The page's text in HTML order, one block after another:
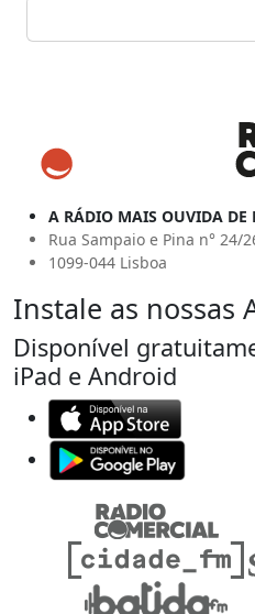
A RÁDIO MAIS OUVIDA DE
Rua Sampaio e Pina n° 24/
1099-044 Lisboa
Instale as nossas
Disponível
iPad e Android